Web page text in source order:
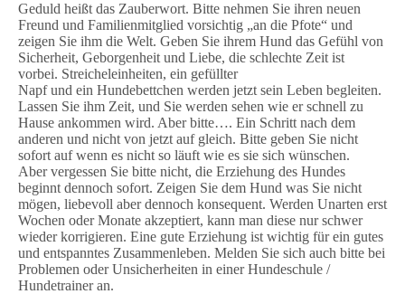
Geduld heißt das Zauberwort. Bitte nehmen Sie ihren neuen
Freund und Familienmitglied vorsichtig „an die Pfote“ und
zeigen Sie ihm die Welt. Geben Sie ihrem Hund das Gefühl von
Sicherheit, Geborgenheit und Liebe, die schlechte Zeit ist
vorbei. Streicheleinheiten, ein gefüllter
Napf und ein Hundebettchen werden jetzt sein Leben begleiten.
Lassen Sie ihm Zeit, und Sie werden sehen wie er schnell zu
Hause ankommen wird. Aber bitte…. Ein Schritt nach dem
anderen und nicht von jetzt auf gleich. Bitte geben Sie nicht
sofort auf wenn es nicht so läuft wie es sie sich wünschen.
Aber vergessen Sie bitte nicht, die Erziehung des Hundes
beginnt dennoch sofort. Zeigen Sie dem Hund was Sie nicht
mögen, liebevoll aber dennoch konsequent. Werden Unarten erst
Wochen oder Monate akzeptiert, kann man diese nur schwer
wieder korrigieren. Eine gute Erziehung ist wichtig für ein gutes
und entspanntes Zusammenleben. Melden Sie sich auch bitte bei
Problemen oder Unsicherheiten in einer Hundeschule /
Hundetrainer an.